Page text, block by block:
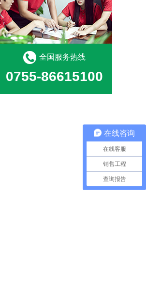
全国服务热线
0755-86615100
在线咨询
在线客服
销售工程
查询报告